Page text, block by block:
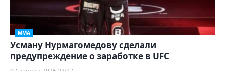
ММА
Усману Нурмагомедову сделали
предупреждение о заработке в UFC